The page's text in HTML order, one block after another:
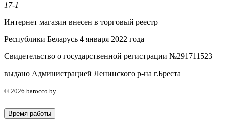
17-1
Интернет магазин внесен в торговый реестр
Республики Беларусь 4 января 2022 года
Свидетельство о государственной регистрации №291711523
выдано Администрацией Ленинского р-на г.Бреста
© 2026 barocco.by
Время работы